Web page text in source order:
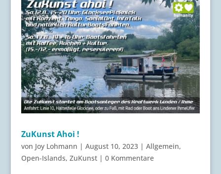
ZuKunst Ahoi !
von Joy Lohmann | August 10, 2023| Allgemein,
Open-Islands, ZuKunst| 0 Kommentare